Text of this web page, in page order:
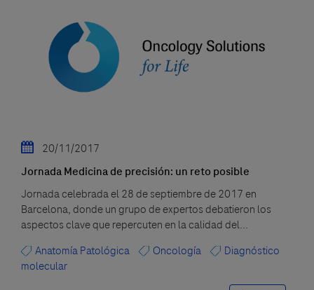
20/11/2017
Jornada Medicina de precisión: un reto posible
Jornada celebrada el 28 de septiembre de 2017 en
Barcelona, donde un grupo de expertos debatieron los
aspectos clave que repercuten en la calidad del...
Anatomía Patológica
Oncología
Diagnóstico
molecular